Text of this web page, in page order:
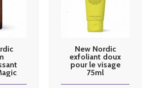
New Nordic
exfoliant doux
pour le visage
75ml